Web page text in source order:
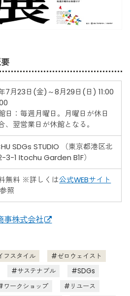
7月23日(金)～8月29日(日) 11:00
日：毎週月曜日。月曜日が休日
、翌営業日が休館となる。
SDGs STUDIO （東京都港区北
3-1 Itochu Garden B1F）
無料 ※詳しくは公式WEBサイト
照
事株式会社
フスタイル
ゼロウェイスト
サステナブル
SDGs
ワークショップ
リユース